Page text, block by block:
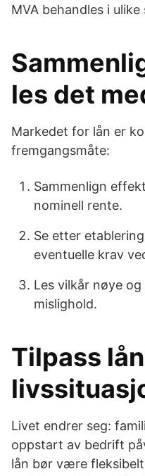
MVA behandles i ulike
les det
Markedet for lån er
fremgangsmåte:
Sammenlign
nominell rente.
Se etter
eventuelle krav
Les vilkår nøye
mislighold.
Tilpass
Livet endrer seg:
oppstart av bedrift
lån bør være